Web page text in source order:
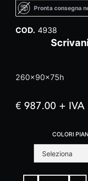
Pronta consegna
COD. 4938
260x90x75h
€ 987.00 + IVA
COLORI